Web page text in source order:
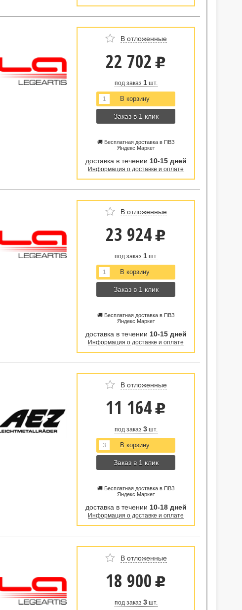
В отложенные
22 702 u
под заказ 1шт.
Заказ в 1 клик
🚚 Бесплатная доставка в ПВЗ
Яндекс Маркет
доставка в течении 10-15 дней
Информация о доставке и оплате
В отложенные
23 924 u
под заказ 1шт.
Заказ в 1 клик
🚚 Бесплатная доставка в ПВЗ
Яндекс Маркет
доставка в течении 10-15 дней
Информация о доставке и оплате
В отложенные
11 164 u
под заказ 3шт.
Заказ в 1 клик
🚚 Бесплатная доставка в ПВЗ
Яндекс Маркет
доставка в течении 10-18 дней
Информация о доставке и оплате
В отложенные
18 900 u
под заказ 3шт.